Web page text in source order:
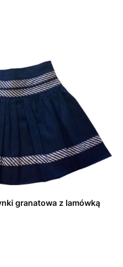
granatowa z lamówką